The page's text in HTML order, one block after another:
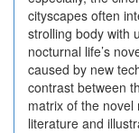
cityscapes often
strolling body with
nocturnal life’s
caused by new
contrast between
matrix of the
literature and